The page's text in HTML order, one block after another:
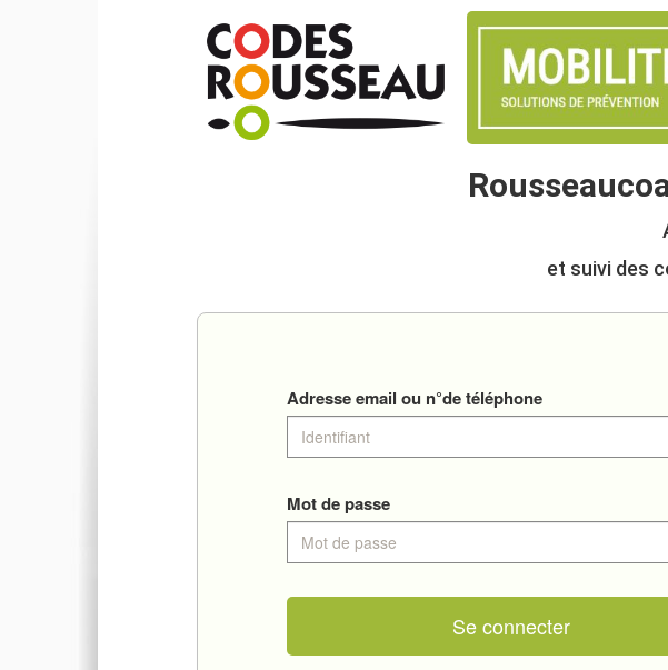
et suivi des
Adresse email ou n°de téléphone
Mot de passe